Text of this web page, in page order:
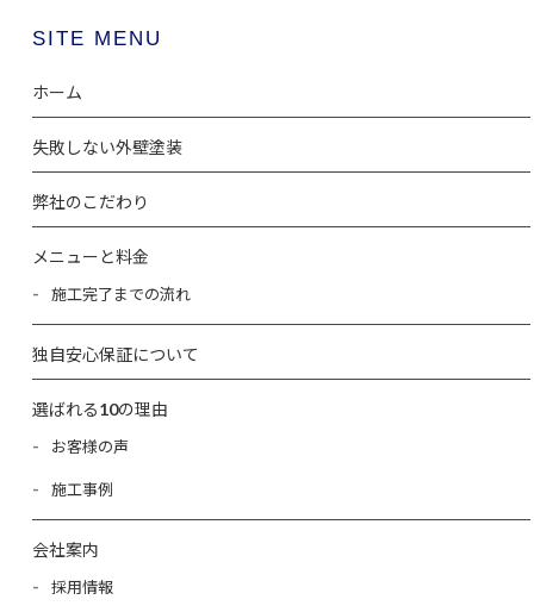
SITE MENU
ホーム
失敗しない外壁塗装
弊社のこだわり
メニューと料金
施工完了までの流れ
独自安心保証について
選ばれる10の理由
お客様の声
施工事例
会社案内
採用情報